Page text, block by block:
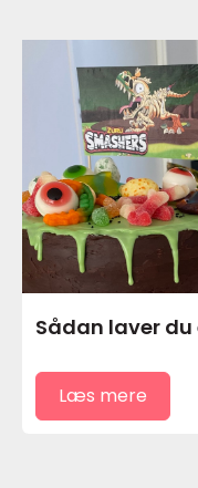
Sådan laver
Læs mere